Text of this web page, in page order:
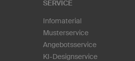
SERVICE
Infomaterial
Musterservice
Angebotsservice
KI-Designservice